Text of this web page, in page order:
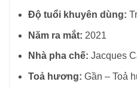
Độ tuổi khuyên dùng:
Năm ra mắt: 2021
Nhà pha chế: Jacques
Toả hương: Gần – Toả